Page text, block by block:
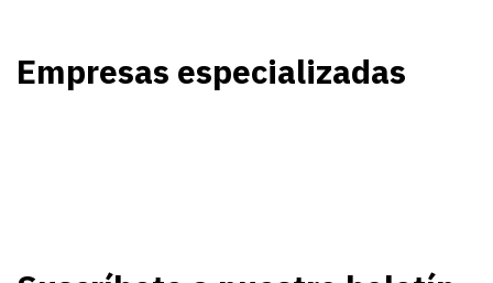
Empresas especializadas